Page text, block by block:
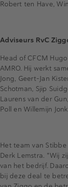
Robert ten Have,
Adviseurs RvC
Head of CFCM
AMRO. Hij werkt
Jong, Geert-Jan
Schotman, Sjip
Laurens van der
Poll en Willemijn
Het team van
Derk Lemstra. "Wij
van het bedrijf.
bij deze deal te